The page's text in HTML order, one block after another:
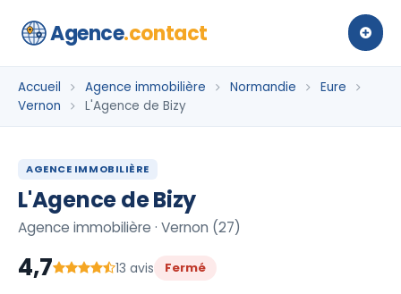
Agence.contact
Accueil Agence immobilière Normandie
Eure
Vernon
L'Agence de Bizy
AGENCE IMMOBILIÈRE
L'Agence de Bizy
Agence immobilière · Vernon (27)
4,7 13 avis Fermé